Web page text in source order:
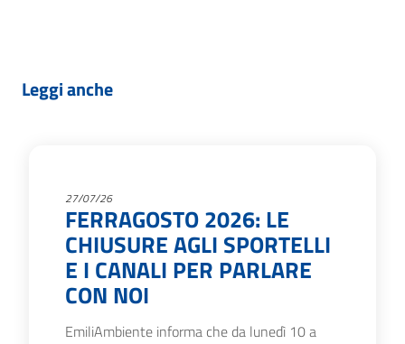
Leggi anche
27/07/26
FERRAGOSTO 2026: LE
CHIUSURE AGLI SPORTELLI
E I CANALI PER PARLARE
CON NOI
EmiliAmbiente informa che da lunedì 10 a